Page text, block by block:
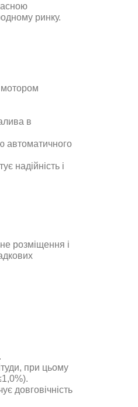
ринку.
в
автоматичного
надійність і
розміщення і
.
при цьому
.
довговічність